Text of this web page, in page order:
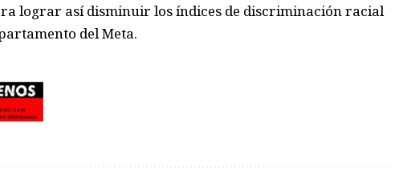
lograr así disminuir los índices de discriminación racial
del Meta.